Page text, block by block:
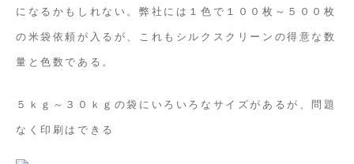
になるかもしれない。弊社には１色で１００枚～５００枚
の米袋依頼が入るが、これもシルクスクリーンの得意な数
量と色数である。
５ｋｇ～３０ｋｇの袋にいろいろなサイズがあるが、問題
なく印刷はできる